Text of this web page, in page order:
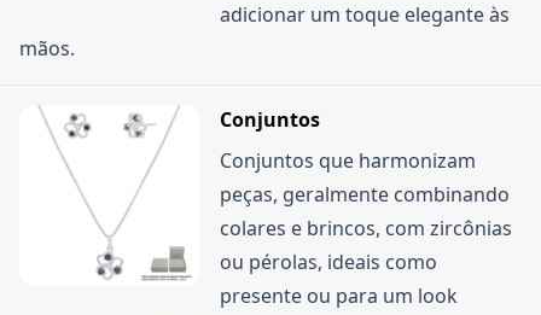
adicionar um toque elegante às
mãos.
Conjuntos
Conjuntos que harmonizam
peças, geralmente combinando
colares e brincos, com zircônias
ou pérolas, ideais como
presente ou para um look